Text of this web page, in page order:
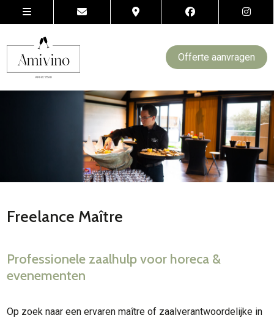
Offerte aanvragen
Freelance Maître
Professionele zaalhulp voor horeca &
evenementen
Op zoek naar een ervaren maître of zaalverantwoordelijke in